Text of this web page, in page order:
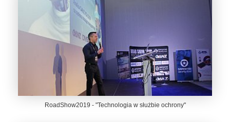
RoadShow2019 - "Technologia w służbie ochrony"